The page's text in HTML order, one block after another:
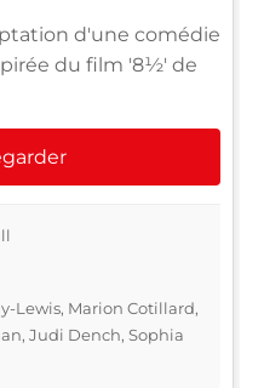
d'une comédie
du film '8½' de
Lewis, Marion Cotillard,
Judi Dench, Sophia